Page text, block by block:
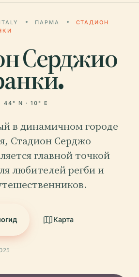
ITALY ПАРМА
СТАДИОН
Серджио
44° N · 10° E
в динамичном городе
Стадион Серджо
главной точкой
любителей регби и
Карта